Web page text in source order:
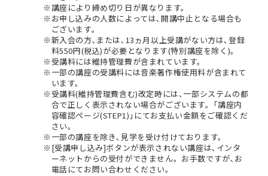
講座により締め切り日が異なります。
お申し込みの人数によっては､開講中止となる場合も
ございます。
新入会の方､または､13ヵ月以上受講がない方は､登録
料550円(税込)が必要となります(特別講座を除く)。
受講料には維持管理費が含まれています。
一部の講座の受講料には音楽著作権使用料が含まれて
います。
受講料(維持管理費含む)改定時には､一部システムの都
合で正しく表示されない場合がございます。｢講座内
容確認ページ(STEP1)｣にてお支払い金額をご確認くだ
さい。
一部の講座を除き､見学を受け付けております。
[受講申し込み]ボタンが表示されない講座は､インタ
ーネットからの受付ができません。お手数ですが､お
電話にてお問い合わせください。